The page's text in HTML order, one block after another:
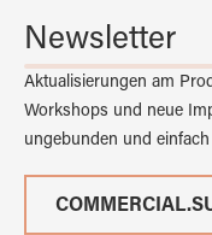
Newsletter
Aktualisierungen am
Workshops und neue
ungebunden und einfach